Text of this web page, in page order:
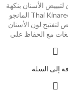
الأسنان بنكهة
المانجو Thai Kinaree هو معجون
لون الأسنان
مع الحفاظ على
إلى السلة